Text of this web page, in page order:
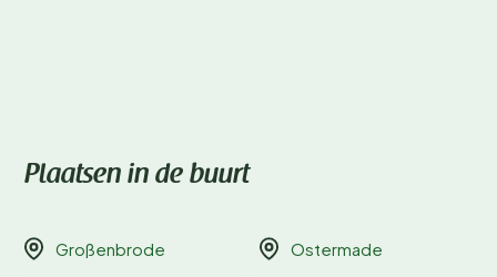
Plaatsen in de buurt
Großenbrode Ostermade